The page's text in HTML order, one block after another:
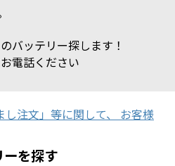
バッテリー探します！
電話ください
し注文」等に関して、 お客様
を探す